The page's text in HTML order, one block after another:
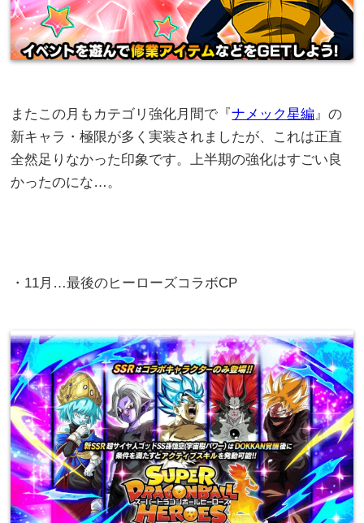
またこの月もカテゴリ強化月間で『ナメック星編』の
新キャラ・極限が多く実装されましたが、これは正直
全然足りなかった印象です。上半期の強化はすごい良
かったのにな…。
・11月…最後のヒーローズコラボCP